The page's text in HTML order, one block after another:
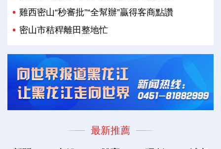
雞西密山“秒審批”“全幫辦”贏得客商點讚
密山市秸稈離田整地忙
最新推薦